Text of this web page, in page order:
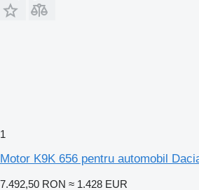
1
Motor K9K 656 pentru automobil
7.492,50 RON ≈ 1.428 EUR